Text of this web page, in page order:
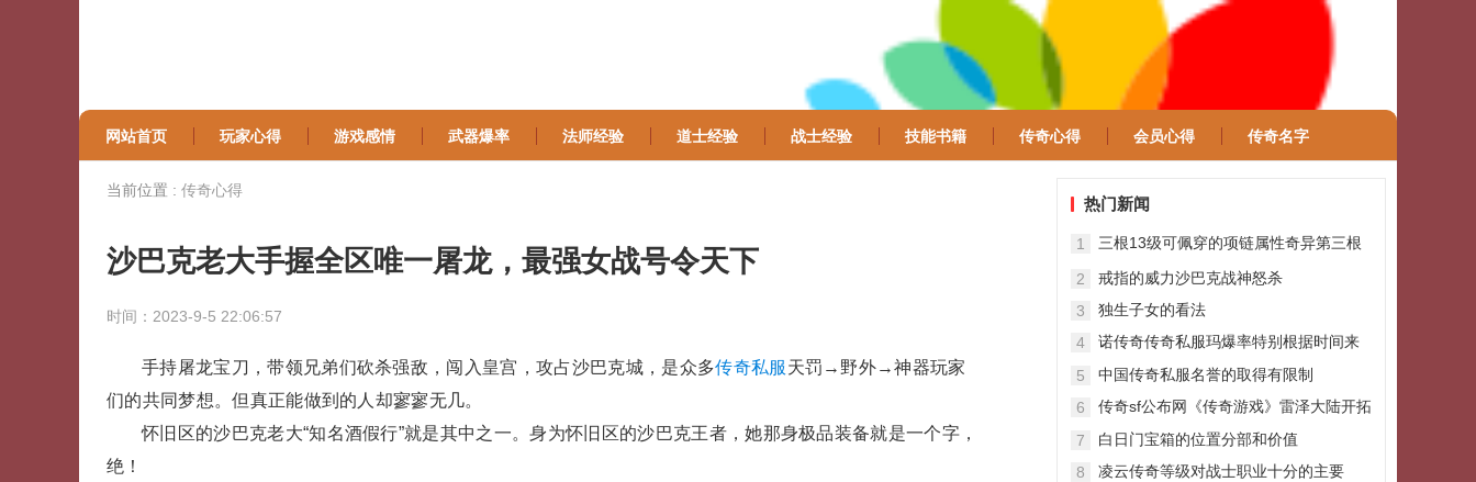
网站首页 玩家心得 游戏感情 武器爆率 法师经验 道士经验 战士经验 技能书籍 传奇心得 会员心得 传奇名字
当前位置 : 传奇心得
沙巴克老大手握全区唯一屠龙，最强女战号令天下
时间：2023-9-5 22:06:57
手持屠龙宝刀，带领兄弟们砍杀强敌，闯入皇宫，攻占沙巴克城，是众多传奇私服 天罚→野外→神器玩家
们的共同梦想。但真正能做到的人却寥寥无几。
怀旧区的沙巴克老大“知名酒假行”就是其中之一。身为怀旧区的沙巴克王者，她那身极品装备就是一个字，
绝！
热门新闻
1
三根13级可佩穿的项链属性奇异第三根
2
戒指的威力沙巴克战神怒杀
3
独生子女的看法
4
诺传奇传奇私服玛爆率特别根据时间来
5
中国传奇私服名誉的取得有限制
6
传奇sf公布网《传奇游戏》雷泽大陆开拓
7
白日门宝箱的位置分部和价值
8
凌云传奇等级对战士职业十分的主要